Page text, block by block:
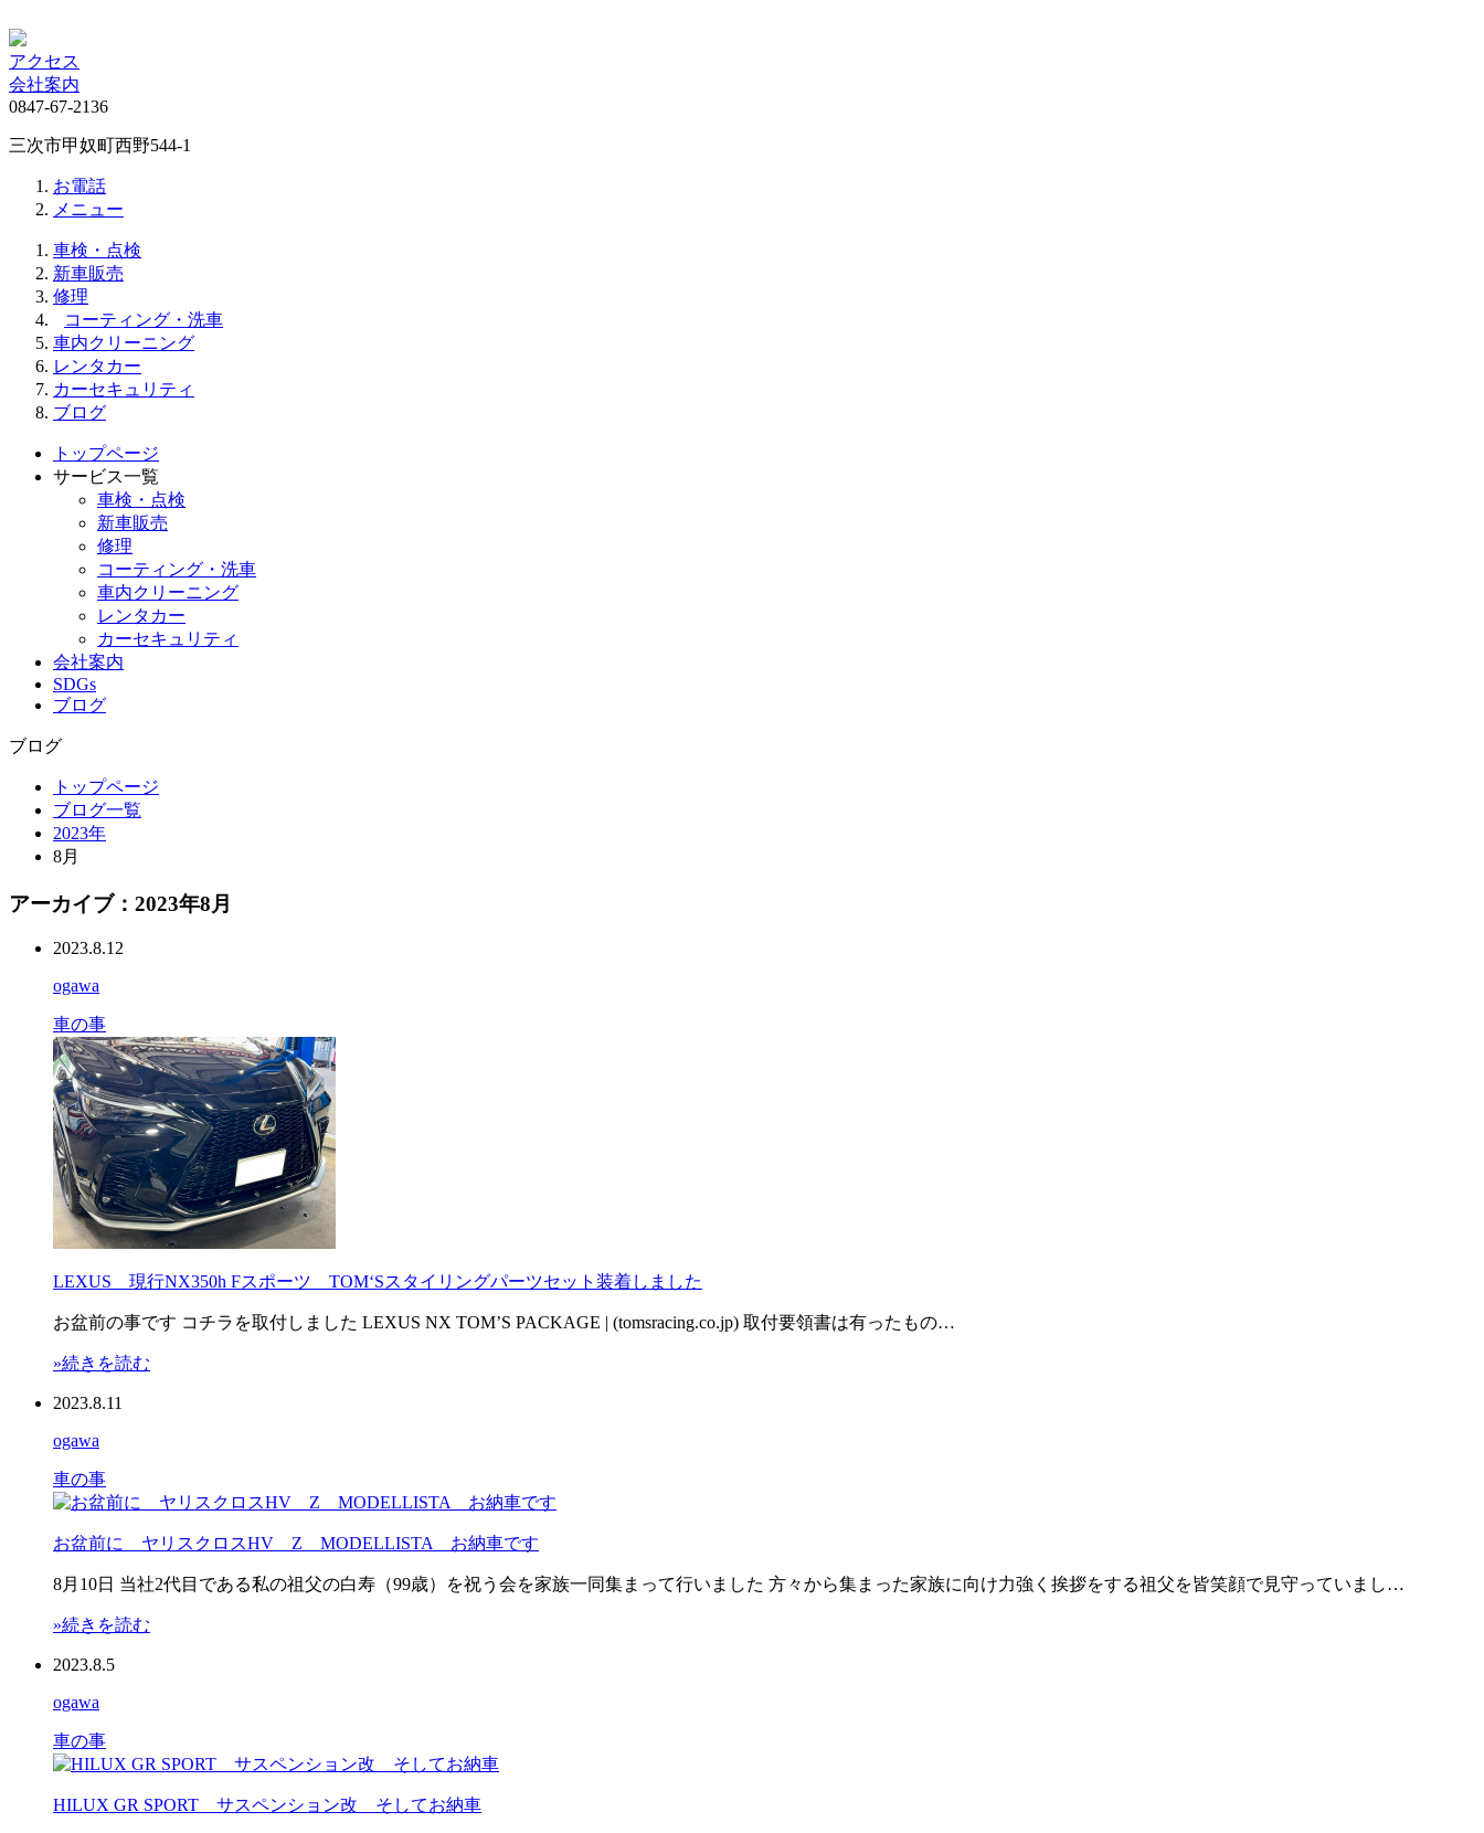
アクセス
会社案内
0847-67-2136
三次市甲奴町西野544-1
お電話
メニュー
車検・点検
新車販売
修理
コーティング・洗車
車内クリーニング
レンタカー
カーセキュリティ
ブログ
トップページ
サービス一覧
車検・点検
新車販売
修理
コーティング・洗車
車内クリーニング
レンタカー
カーセキュリティ
会社案内
SDGs
ブログ
ブログ
トップページ
ブログ一覧
2023年
8月
アーカイブ：2023年8月
2023.8.12
ogawa
車の事
LEXUS 現行NX350h Fスポーツ TOM‘Sスタイリングパーツセット装着しました
お盆前の事です コチラを取付しました LEXUS NX TOM’S PACKAGE | (tomsracing.co.jp) 取付要領書は有ったもの…
»続きを読む
2023.8.11
ogawa
車の事
お盆前に ヤリスクロスHV Z MODELLISTA お納車です
8月10日 当社2代目である私の祖父の白寿（99歳）を祝う会を家族一同集まって行いました 方々から集まった家族に向け力強く挨拶をする祖父を皆笑顔で見守っていまし…
»続きを読む
2023.8.5
ogawa
車の事
HILUX GR SPORT サスペンション改 そしてお納車